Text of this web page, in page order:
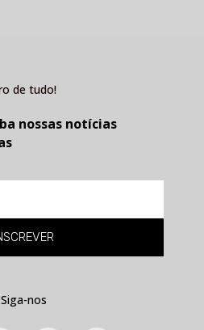
de tudo!
nossas notícias
Siga-nos